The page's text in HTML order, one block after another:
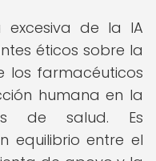
excesiva de la IA
éticos sobre la
los farmacéuticos
humana en la
de salud. Es
equilibrio entre el